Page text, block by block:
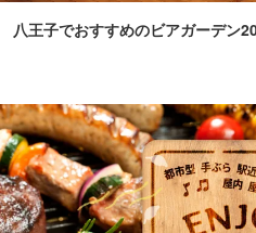
八王子でおすすめのビアガーデン